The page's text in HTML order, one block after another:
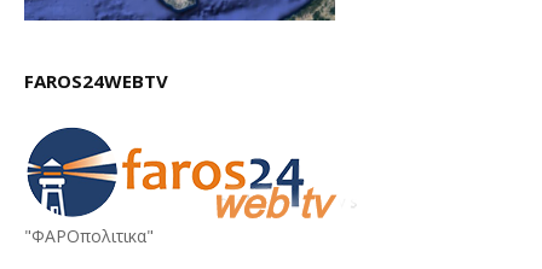
FAROS24WEBTV
"ΦΑΡΟπολιτικα"